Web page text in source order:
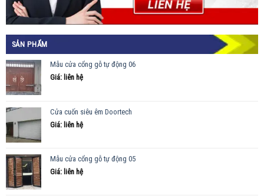
SẢN PHẨM
Mẫu cửa cổng gỗ tự động 06
Giá: liên hệ
Cửa cuốn siêu êm Doortech
Giá: liên hệ
Mẫu cửa cổng gỗ tự động 05
Giá: liên hệ